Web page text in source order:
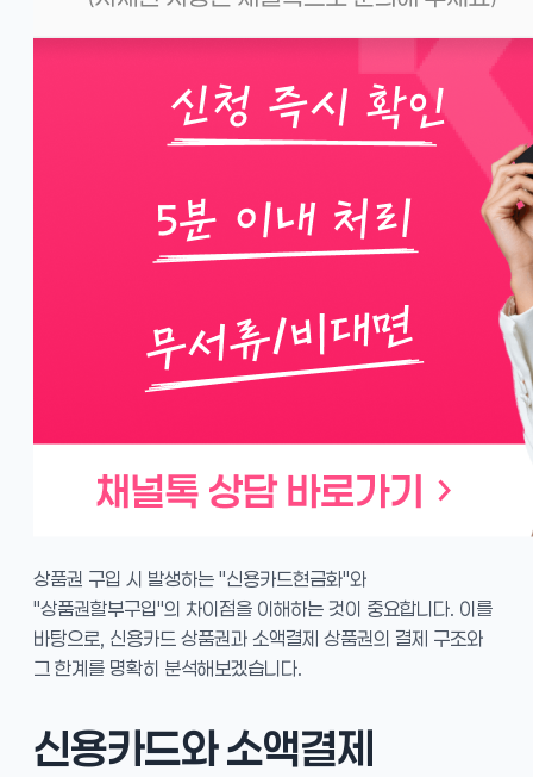
상품권 구입 시 발생하는 "신용카드현금화"와
"상품권할부구입"의 차이점을 이해하는 것이 중요합니다. 이를
바탕으로, 신용카드 상품권과 소액결제 상품권의 결제 구조와
그 한계를 명확히 분석해보겠습니다.
신용카드와 소액결제